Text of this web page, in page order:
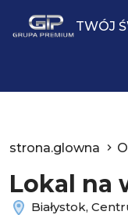
TWÓJ
strona.glowna
Lokal na
Białystok,